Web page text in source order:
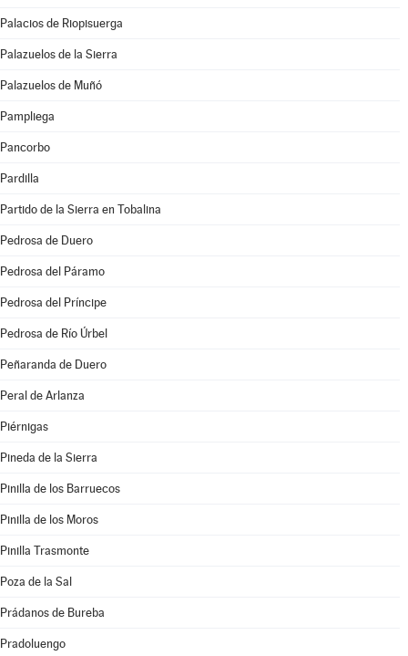
Palacios de Riopisuerga
Palazuelos de la Sierra
Palazuelos de Muñó
Pampliega
Pancorbo
Pardilla
Partido de la Sierra en Tobalina
Pedrosa de Duero
Pedrosa del Páramo
Pedrosa del Príncipe
Pedrosa de Río Úrbel
Peñaranda de Duero
Peral de Arlanza
Piérnigas
Pineda de la Sierra
Pinilla de los Barruecos
Pinilla de los Moros
Pinilla Trasmonte
Poza de la Sal
Prádanos de Bureba
Pradoluengo